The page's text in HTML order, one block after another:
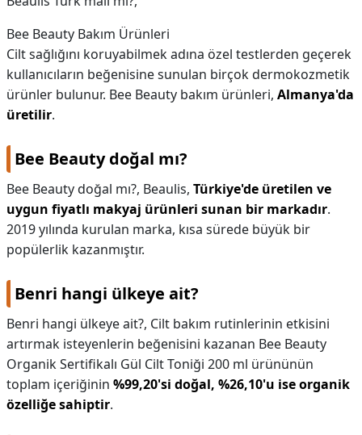
Bee Beauty Bakım Ürünleri
Cilt sağlığını koruyabilmek adına özel testlerden geçerek
kullanıcıların beğenisine sunulan birçok dermokozmetik
ürünler bulunur. Bee Beauty bakım ürünleri, Almanya'da
üretilir.
Bee Beauty doğal mı?
Bee Beauty doğal mı?, Beaulis, Türkiye'de üretilen ve
uygun fiyatlı makyaj ürünleri sunan bir markadır.
2019 yılında kurulan marka, kısa sürede büyük bir
popülerlik kazanmıştır.
Benri hangi ülkeye ait?
Benri hangi ülkeye ait?, Cilt bakım rutinlerinin etkisini
artırmak isteyenlerin beğenisini kazanan Bee Beauty
Organik Sertifikalı Gül Cilt Toniği 200 ml ürününün
toplam içeriğinin %99,20'si doğal, %26,10'u ise organik
özelliğe sahiptir.